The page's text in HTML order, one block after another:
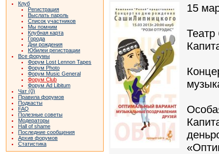
Клуб
Регистрация
Выслать пароль
Список участников
Мы помним
Клубная карта
Города
Дни рождения
Юбилеи регистрации
Все форумы
Форум Lost Lennon Tapes
Форум Photo
Форум Music General
Форум Club
Форум Ad Libitum
Чат (0)
Правила форумов
Подкасты
FAQ
Полезные советы
Модераторы
Hall of shame
Последние сообщения
Архив форумов
Статистика
15